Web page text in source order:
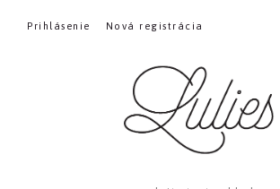
Prihlásenie Nová registrácia